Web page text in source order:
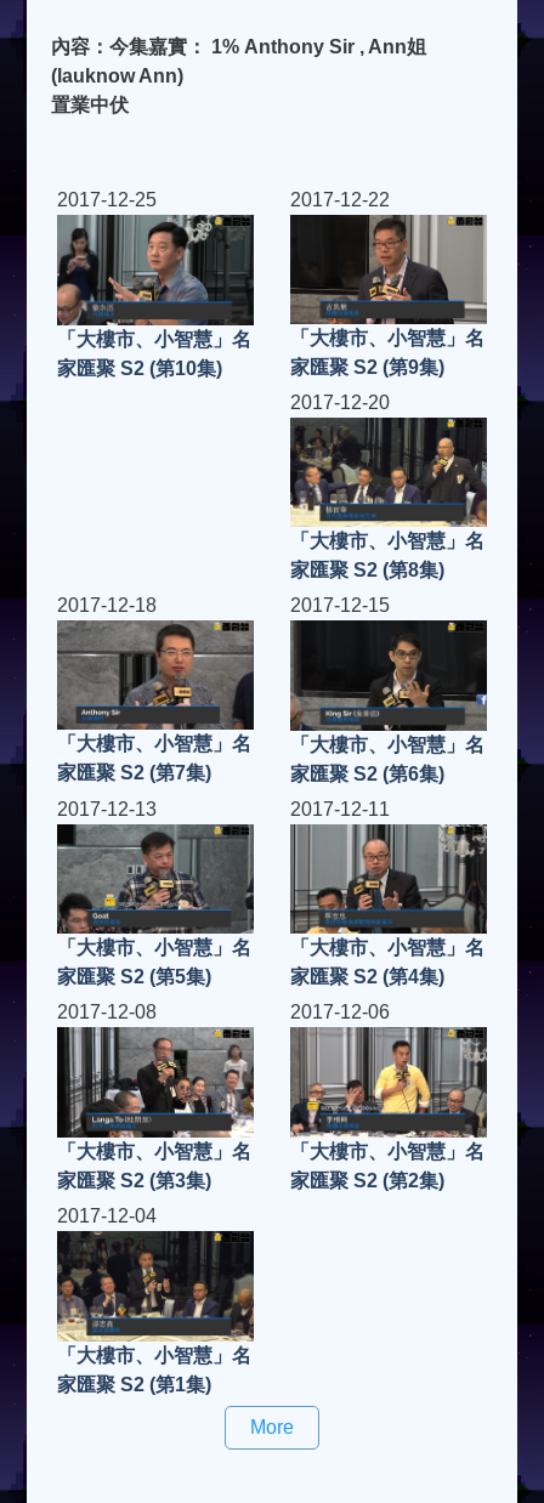
內容：今集嘉實： 1% Anthony Sir , Ann姐
(lauknow Ann)
置業中伏
2017-12-25
「大樓市、小智慧」名
家匯聚 S2 (第10集)
2017-12-22
「大樓市、小智慧」名
家匯聚 S2 (第9集)
2017-12-20
「大樓市、小智慧」名
家匯聚 S2 (第8集)
2017-12-18
「大樓市、小智慧」名
家匯聚 S2 (第7集)
2017-12-15
「大樓市、小智慧」名
家匯聚 S2 (第6集)
2017-12-13
「大樓市、小智慧」名
家匯聚 S2 (第5集)
2017-12-11
「大樓市、小智慧」名
家匯聚 S2 (第4集)
2017-12-08
「大樓市、小智慧」名
家匯聚 S2 (第3集)
2017-12-06
「大樓市、小智慧」名
家匯聚 S2 (第2集)
2017-12-04
「大樓市、小智慧」名
家匯聚 S2 (第1集)
More